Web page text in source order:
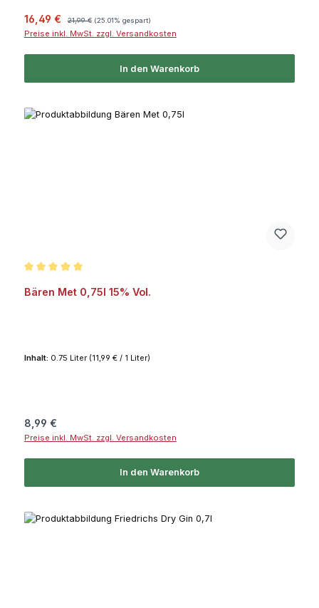
Verkaufspreis:
16,49 € Regulärer Preis:
21,99 € (25.01% gespart)
Preise inkl. MwSt. zzgl. Versandkosten
In den Warenkorb
Bären Met 0,75l 15% Vol.
Inhalt: 0.75 Liter (11,99 € / 1 Liter)
Regulärer Preis:
8,99 €
Preise inkl. MwSt. zzgl. Versandkosten
In den Warenkorb